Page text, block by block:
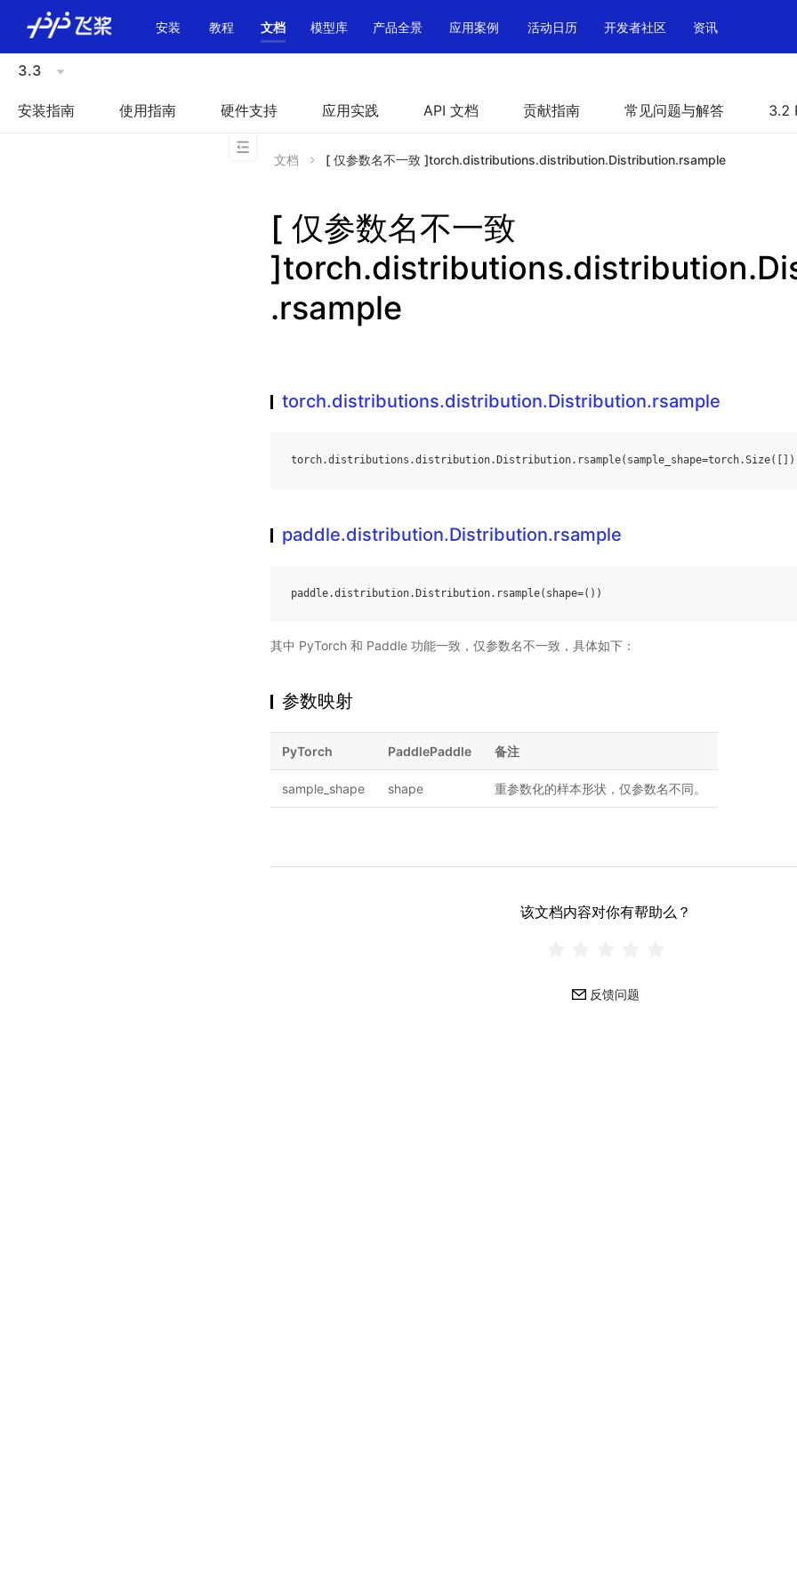
安装
教程 文档 模型库 产品全景 应用案例 活动日历 开发者社区 资讯
3.3
安装指南 使用指南 硬件支持 应用实践 API 文档 贡献指南 常见问题与解答 3.2
文档 [ 仅参数名不一致 ]torch.distributions.distribution.Distribution.rsample
[ 仅参数名不一致
.rsample
torch.distributions.distribution.Distribution.rsample
torch.distributions .distribution. Distribution. rsample( sample_shape=torch.Size
paddle.distribution.Distribution.rsample
paddle.distribution. Distribution. rsample( shape=())
其中 PyTorch 和 Paddle 功能一致，仅参数名不一致，具体如下：
参数映射
PyTorch PaddlePaddle 备注
sample_shape shape 重参数化的样本形状，仅参数名不同。
该文档内容对你有帮助么？
反馈问题